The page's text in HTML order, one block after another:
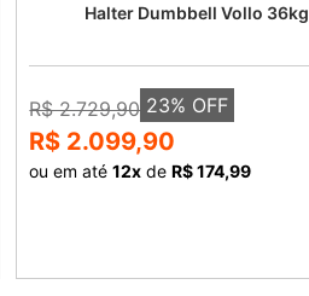
Halter Dumbbell Vollo 36kg
R$ 2.729,90 23% OFF
R$ 2.099,90
ou em até12x deR$ 174,99